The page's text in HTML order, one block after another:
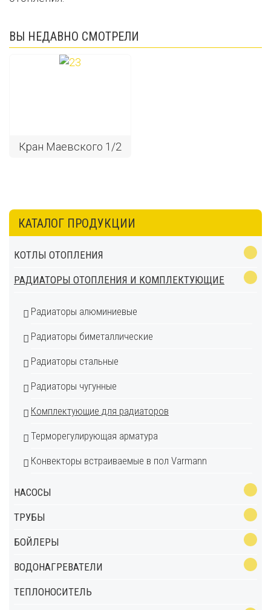
ВЫ НЕДАВНО СМОТРЕЛИ
Кран Маевского 1/2
КАТАЛОГ ПРОДУКЦИИ
КОТЛЫ ОТОПЛЕНИЯ
РАДИАТОРЫ ОТОПЛЕНИЯ И КОМПЛЕКТУЮЩИЕ
Радиаторы алюминиевые
Радиаторы биметаллические
Радиаторы стальные
Радиаторы чугунные
Комплектующие для радиаторов
Терморегулирующая арматура
Конвекторы встраиваемые в пол Varmann
НАСОСЫ
ТРУБЫ
БОЙЛЕРЫ
ВОДОНАГРЕВАТЕЛИ
ТЕПЛОНОСИТЕЛЬ